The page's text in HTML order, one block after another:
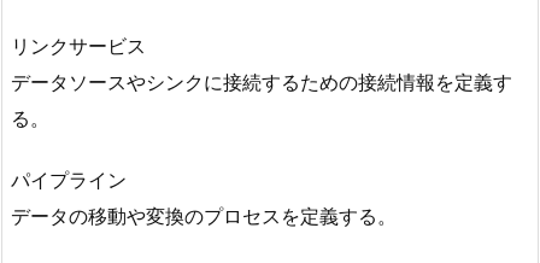
リンクサービス
データソースやシンクに接続するための接続情報を定義す
る。
パイプライン
データの移動や変換のプロセスを定義する。